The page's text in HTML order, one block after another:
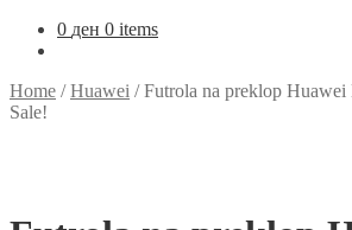
0 ден 0 items
Home /Huawei /Futrola na preklop Huawei
Sale!